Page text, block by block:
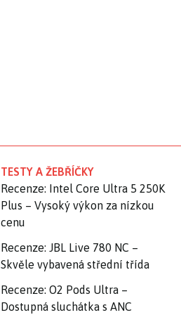
TESTY A ŽEBŘÍČKY
Recenze: Intel Core Ultra 5 250K
Plus – Vysoký výkon za nízkou
cenu
Recenze: JBL Live 780 NC –
Skvěle vybavená střední třída
Recenze: O2 Pods Ultra –
Dostupná sluchátka s ANC